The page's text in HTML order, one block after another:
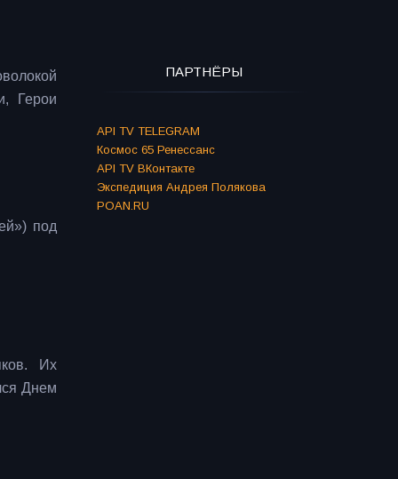
Герои
под
Их
Днем
ПАРТНЁРЫ
API TV TELEGRAM
Космос 65 Ренессанс
API TV ВКонтакте
Экспедиция Андрея Полякова
POAN.RU